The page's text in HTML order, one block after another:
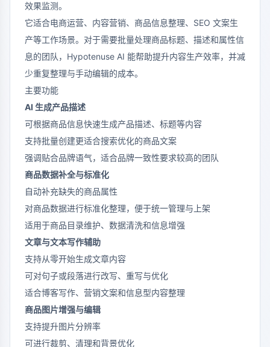
效果监测。
它适合电商运营、内容营销、商品信息整理、SEO 文案生
产等工作场景。对于需要批量处理商品标题、描述和属性信
息的团队，Hypotenuse AI 能帮助提升内容生产效率，并减
少重复整理与手动编辑的成本。
主要功能
AI 生成产品描述
可根据商品信息快速生成产品描述、标题等内容
支持批量创建更适合搜索优化的商品文案
强调贴合品牌语气，适合品牌一致性要求较高的团队
商品数据补全与标准化
自动补充缺失的商品属性
对商品数据进行标准化整理，便于统一管理与上架
适用于商品目录维护、数据清洗和信息增强
文章与文本写作辅助
支持从零开始生成文章内容
可对句子或段落进行改写、重写与优化
适合博客写作、营销文案和信息型内容整理
商品图片增强与编辑
支持提升图片分辨率
可进行裁剪、清理和背景优化